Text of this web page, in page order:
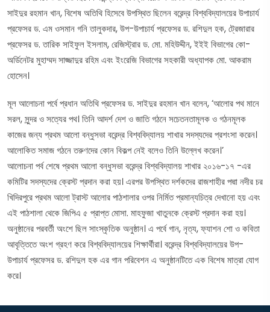
সাইদুর রহমান খান, বিশেষ অতিথি হিসেবে উপস্থিত ছিলেন বরেন্দ্র বিশ্ববিদ্যালয়ের উপাচার্য
প্রফেসর ড. এম ওসমান গনি তালুকদার, উপ-উপাচার্য প্রফেসর ড. রশিদুল হক, ট্রেজারার
প্রফেসর ড. তারিক সাইফুল ইসলাম, রেজিস্ট্রার ড. মো. মহিউদ্দীন, ইইই বিভাগের কো-
অর্ডিনেটর মুহাম্মদ সাজ্জাদুর রহিম এবং ইংরেজি বিভাগের সহকারী অধ্যাপক মো. আকরাম
হোসেন।
মূল আলোচনা পর্বে প্রধান অতিথি প্রফেসর ড. সাইদুর রহমান খান বলেন, ‘আলোর পথ মানে
সরল, সুন্দর ও সত্যের পথ। তিনি আদর্শ দেশ ও জাতি গঠনে সচেতনতামূলক ও গঠনমূলক
কাজের জন্য প্রথম আলো বন্ধুসভা বরেন্দ্র বিশ্ববিদ্যালয় শাখার সদস্যদের প্রশংসা করেন।
আলোকিত সমাজ গঠনে তরুণদের কোন বিকল্প নেই বলেও তিনি উল্লেখ করেন।’
আলোচনা পর্ব শেষে প্রথম আলো বন্ধুসভা বরেন্দ্র বিশ্ববিদ্যালয় শাখার ২০১৬-১৭ -এর
কমিটির সদস্যদের ক্রেস্ট প্রদান করা হয়। এরপর উপস্থিত দর্শকদের রাজশাহীর পদ্মা নদীর চর
খিদিরপুরে প্রথম আলো ট্রাস্ট আলোর পাঠশালার ওপর নির্মিত প্রমান্যচিত্র দেখানো হয় এবং
এই পাঠশালা থেকে জিপিএ ৫ প্রাপ্ত মোসা. মাহফুজা খাতুনকে ক্রেস্ট প্রদান করা হয়।
অনুষ্ঠানের পরবর্তী অংশে ছিল সাংস্কৃতিক অনুষ্ঠান। এ পর্বে গান, নৃত্য, ফ্যাশন শো ও কবিতা
আবৃত্তিতে অংশ গ্রহণ করে বিশ্ববিদ্যালয়ের শিক্ষার্থীরা। বরেন্দ্র বিশ্ববিদ্যালয়ের উপ-
উপাচার্য প্রফেসর ড. রশিদুল হক এর গান পরিবেশন এ অনুষ্ঠানটিতে এক বিশেষ মাত্রা যোগ
করে।